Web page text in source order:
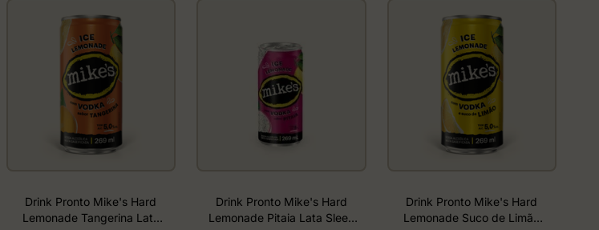
Drink Pronto Mike's Hard
Lemonade Tangerina Lata
Drink Pronto Mike's Hard
Lemonade Pitaia Lata Sleek
Drink Pronto Mike's Hard
Lemonade Suco de Limão